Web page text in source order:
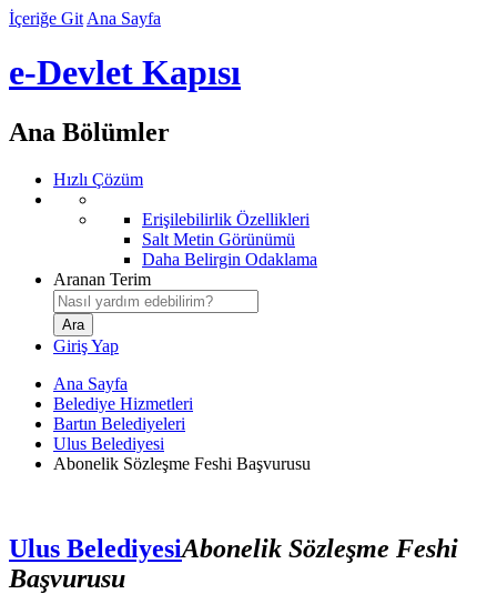
İçeriğe Git Ana Sayfa
e-Devlet Kapısı
Ana Bölümler
Hızlı Çözüm
Erişilebilirlik Özellikleri
Salt Metin Görünümü
Daha Belirgin Odaklama
Aranan Terim
Giriş Yap
Ana Sayfa
Belediye Hizmetleri
Bartın Belediyeleri
Ulus Belediyesi
Abonelik Sözleşme Feshi Başvurusu
Ulus BelediyesiAbonelik Sözleşme Feshi
Başvurusu